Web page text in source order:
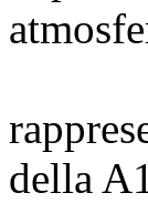
la
della